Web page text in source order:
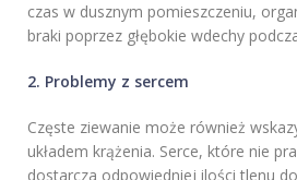
czas w dusznym pomieszczeniu,
braki poprzez głębokie wdechy
2. Problemy z sercem
Częste ziewanie może również
układem krążenia. Serce, które nie
dostarcza odpowiedniej ilości tlenu